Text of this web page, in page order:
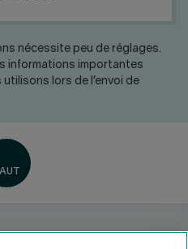
Salle de presse
nécessite peu de réglages.
informations importantes
lors de l’envoi de